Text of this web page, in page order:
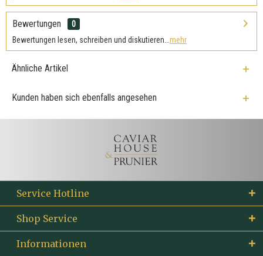
Bewertungen
0
Bewertungen lesen, schreiben und diskutieren... mehr
Ähnliche Artikel
Kunden haben sich ebenfalls angesehen
Service Hotline
Shop Service
Informationen